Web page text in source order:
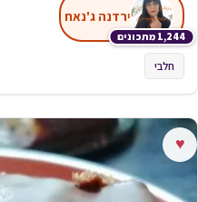
1,244 מתכונים
ירדנה ג'נאח
חלבי
♥